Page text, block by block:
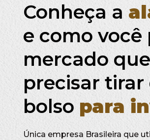
Conheça a
e como
mercado que
precisar
bolso para
Única empresa Brasileira que